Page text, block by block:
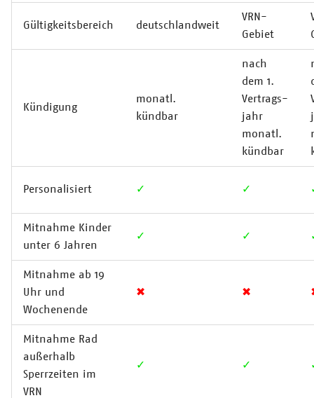
Gültigkeitsbereich deutschlandweit
VRN-
Gebiet
Kündigung
monatl.
kündbar
nach
dem 1.
Vertrags-
jahr
monatl.
kündbar
Personalisiert ✓ ✓
Mitnahme Kinder
unter 6 Jahren
✓ ✓
Mitnahme ab 19
Uhr und
Wochenende
✖ ✖
Mitnahme Rad
außerhalb
Sperrzeiten im
VRN
✓ ✓